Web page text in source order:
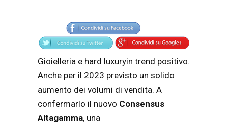
Articolo
Testo articolo principale
Gioielleria e hard luxuryin trend positivo.
Anche per il 2023 previsto un solido
aumento dei volumi di vendita. A
confermarlo il nuovo Consensus
Altagamma, una